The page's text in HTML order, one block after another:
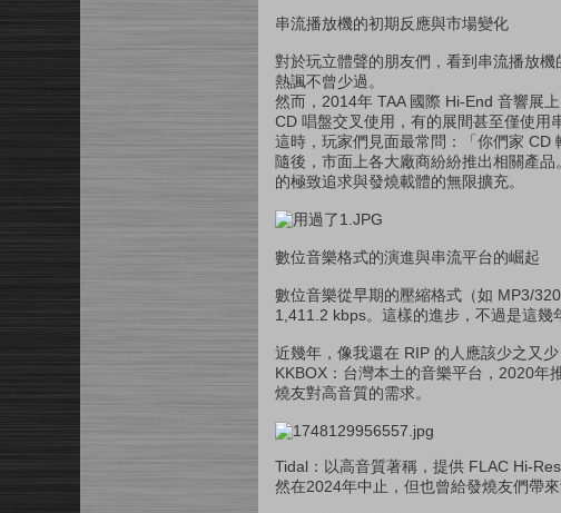
串流播放機的初期反應與市場變化
對於玩立體聲的朋友們，看到串流播放
熱諷不曾少過。
然而，2014年 TAA 國際 Hi-End 音響展
CD 唱盤交叉使用，有的展間甚至僅使用
這時，玩家們見面最常問：「你們家 CD
隨後，市面上各大廠商紛紛推出相關產
的極致追求與發燒載體的無限擴充。
數位音樂格式的演進與串流平台的崛起
數位音樂從早期的壓縮格式（如 MP3/
1,411.2 kbps。這樣的進步，不過是這幾
近幾年，像我還在 RIP 的人應該少之又
KKBOX：台灣本土的音樂平台，2020年
燒友對高音質的需求。
Tidal：以高音質著稱，提供 FLAC Hi-
然在2024年中止，但也曾給發燒友們帶來